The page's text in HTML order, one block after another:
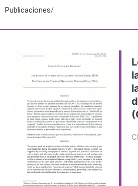
Publicaciones/